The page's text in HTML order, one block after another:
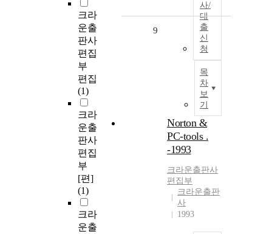
크라
운출
판사
편집
부
편집
(1)
크라
운출
판사
편집
부
[편]
(1)
크라
운출
사/
대
출
신
청
목
차
보
기
9
Norton &
PC-tools .
-1993
크라운출판사
편집부
크라운출판
사
1993